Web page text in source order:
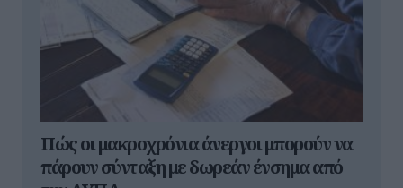
Πώς οι μακροχρόνια άνεργοι μπορούν να
πάρουν σύνταξη με δωρεάν ένσημα από